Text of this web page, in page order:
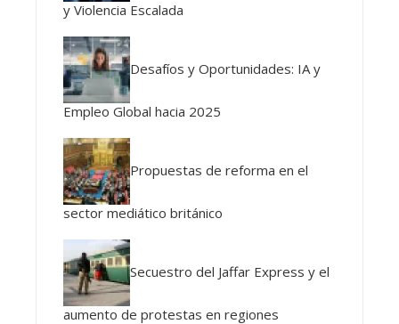
y Violencia Escalada
Desafíos y Oportunidades: IA y
Empleo Global hacia 2025
Propuestas de reforma en el
sector mediático británico
Secuestro del Jaffar Express y el
aumento de protestas en regiones